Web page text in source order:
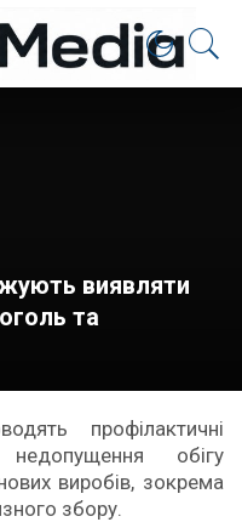
виявляти
та
профілактичні
обігу
виробів, зокрема
збору.